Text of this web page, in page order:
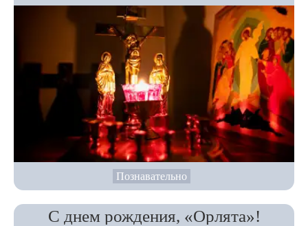
Познавательно
С днем рождения, «Орлята»!